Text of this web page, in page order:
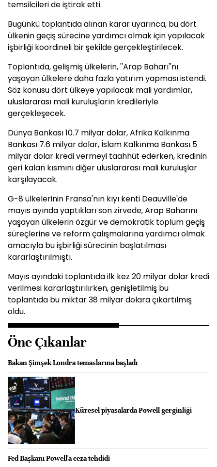
temsilcileri de iştirak etti.
Bugünkü toplantıda alınan karar uyarınca, bu dört
ülkenin geçiş sürecine yardımcı olmak için yapılacak
işbirliği koordineli bir şekilde gerçekleştirilecek.
Toplantıda, gelişmiş ülkelerin, ''Arap Baharı''nı
yaşayan ülkelere daha fazla yatırım yapması istendi.
Söz konusu dört ülkeye yapılacak mali yardımlar,
uluslararası mali kuruluşların kredileriyle
gerçekleşecek.
Dünya Bankası 10.7 milyar dolar, Afrika Kalkınma
Bankası 7.6 milyar dolar, İslam Kalkınma Bankası 5
milyar dolar kredi vermeyi taahhüt ederken, kredinin
geri kalan kısmını diğer uluslararası mali kuruluşlar
karşılayacak.
G-8 ülkelerinin Fransa'nın kıyı kenti Deauville'de
mayıs ayında yaptıkları son zirvede,Arap Baharını
yaşayan ülkelerin özgür ve demokratik toplum geçiş
süreçlerine ve reform çalışmalarına yardımcı olmak
amacıyla bu işbirliği sürecinin başlatılması
kararlaştırılmıştı.
Mayıs ayındaki toplantıda ilk kez 20 milyar dolar kredi
verilmesi kararlaştırılırken, genişletilmiş bu
toplantıda bu miktar 38 milyar dolara çıkartılmış
oldu.
Öne Çıkanlar
Bakan Şimşek Londra temaslarına başladı
Küresel piyasalarda Powell gerginliği
Fed Başkanı Powell'a ceza tehdidi